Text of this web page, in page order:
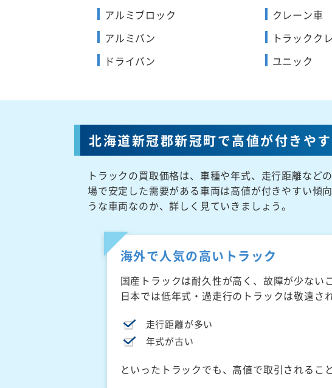
アルミブロック
アルミバン
ドライバン
クレーン車
トラックク
ユニック
北海道新冠郡新冠町で高値が付きや
トラックの買取価格は、車種や年式、走行距離な
場で安定した需要がある車両は高値が付きやすい傾
うな車両なのか、詳しく見ていきましょう。
海外で人気の高いトラック
国産トラックは耐久性が高く、故障が少ない
日本では低年式・過走行のトラックは敬遠さ
走行距離が多い
年式が古い
といったトラックでも、高値で取引されるこ